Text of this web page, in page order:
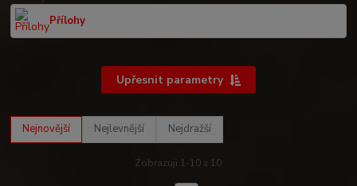
Přílohy
Upřesnit parametry
Nejnovější Nejlevnější Nejdražší
Zobrazuji 1-10 z 10